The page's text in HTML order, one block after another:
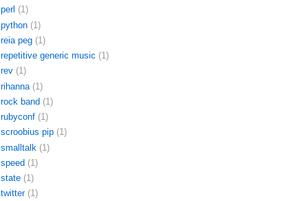
perl (1)
python (1)
reia peg (1)
repetitive generic music (1)
rev (1)
rihanna (1)
rock band (1)
rubyconf (1)
scroobius pip (1)
smalltalk (1)
speed (1)
state (1)
twitter (1)